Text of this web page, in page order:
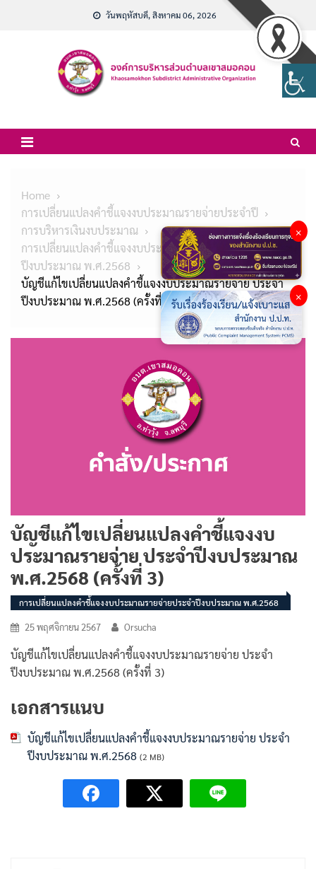
วันพฤหัสบดี, สิงหาคม 06, 2026
Home
การเปลี่ยนแปลงคำชี้แจงงบประมาณรายจ่ายประจำปี
การบริหารเงินงบประมาณ
การเปลี่ยนแปลงคำชี้แจงงบประมาณรายจ่ายประจำ
ปีงบประมาณ พ.ศ.2568
บัญชีแก้ไขเปลี่ยนแปลงคำชี้แจงงบประมาณรายจ่าย ประจำ
ปีงบประมาณ พ.ศ.2568 (ครั้งที่ 3)
บัญชีแก้ไขเปลี่ยนแปลงคำชี้แจงงบ
ประมาณรายจ่าย ประจำปีงบประมาณ
พ.ศ.2568 (ครั้งที่ 3)
การเปลี่ยนแปลงคำชี้แจงงบประมาณรายจ่ายประจำปีงบประมาณ พ.ศ.2568
25 พฤศจิกายน 2567 Orsucha
บัญชีแก้ไขเปลี่ยนแปลงคำชี้แจงงบประมาณรายจ่าย ประจำ
ปีงบประมาณ พ.ศ.2568 (ครั้งที่ 3)
เอกสารแนบ
บัญชีแก้ไขเปลี่ยนแปลงคำชี้แจงงบประมาณรายจ่าย ประจำ
ปีงบประมาณ พ.ศ.2568 (2 MB)
×
×